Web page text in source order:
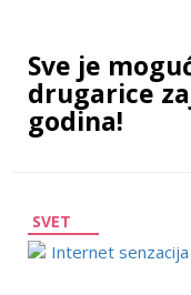
Sve je
drugarice
godina!
SVET